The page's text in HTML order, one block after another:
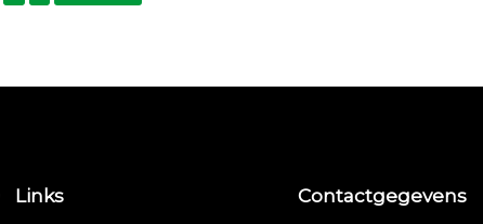
Links Contactgegevens